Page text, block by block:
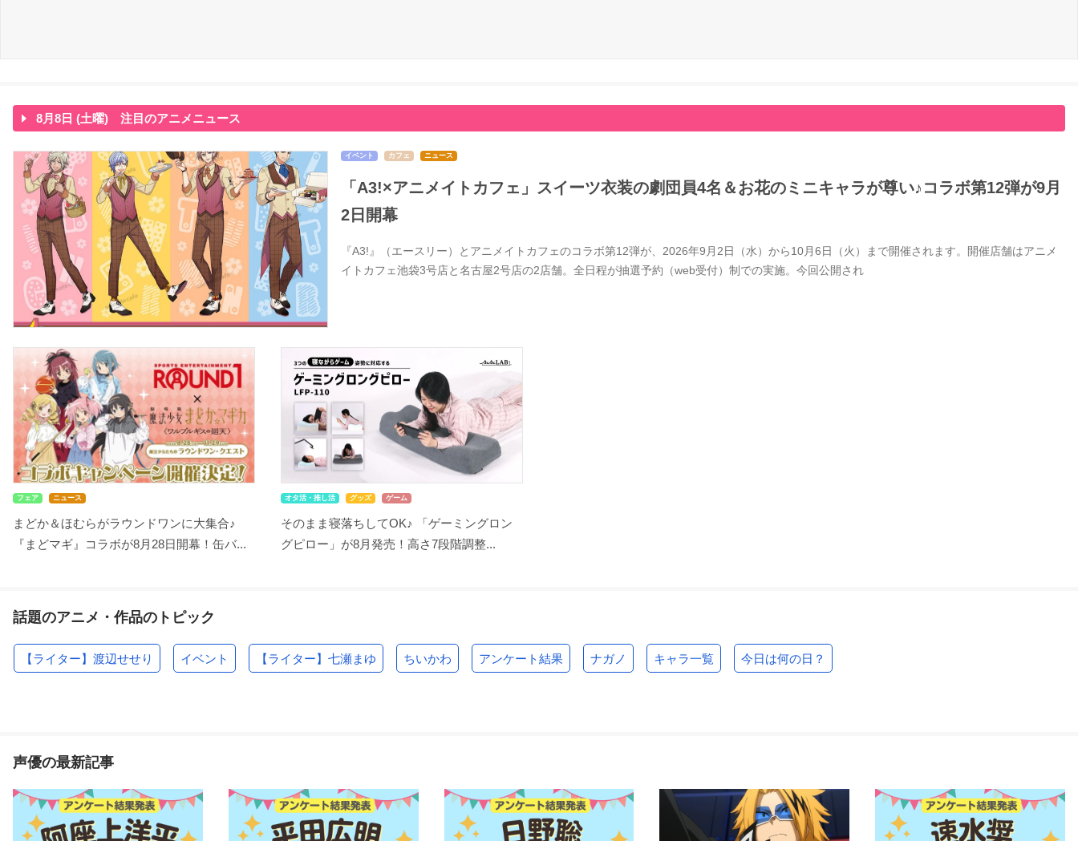
8月8日 (土曜) 注目のアニメニュース
イベント カフェ ニュース
「A3!×アニメイトカフェ」スイーツ衣装の劇団員4名＆お花のミニキャラが尊い♪コラボ第12弾が9月
2日開幕
『A3!』（エースリー）とアニメイトカフェのコラボ第12弾が、2026年9月2日（水）から10月6日（火）まで開催されます。開催店舗はアニメ
イトカフェ池袋3号店と名古屋2号店の2店舗。全日程が抽選予約（web受付）制での実施。今回公開され
フェア ニュース
まどか＆ほむらがラウンドワンに大集合♪
『まどマギ』コラボが8月28日開幕！缶バ...
オタ活・推し活 グッズ ゲーム
そのまま寝落ちしてOK♪ 「ゲーミングロン
グピロー」が8月発売！高さ7段階調整...
話題のアニメ・作品のトピック
【ライター】渡辺せせり イベント 【ライター】七瀬まゆ ちいかわ アンケート結果 ナガノ キャラ一覧 今日は何の日？
声優の最新記事